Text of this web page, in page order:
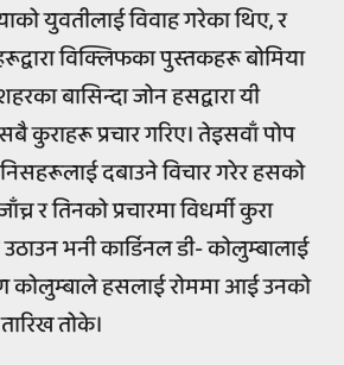
युवतीलाई विवाह गरेका थिए, र
विक्लिफका पुस्तकहरू बोमिया
बासिन्दा जोन हसद्वारा यी
कुराहरू प्रचार गरिए। तेइसवाँ पोप
दबाउने विचार गरेर हसको
र तिनको प्रचारमा विधर्मी कुरा
भनी कार्डिनल डी- कोलुम्बालाई
कोलुम्बाले हसलाई रोममा आई उनको
तोके।